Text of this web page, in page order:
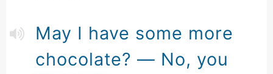
May I have some more
chocolate? — No, you